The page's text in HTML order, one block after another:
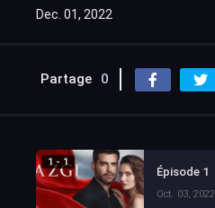
Dec. 01, 2022
Partage 0
1 - 1
Épisode 1
Oct. 03, 2022